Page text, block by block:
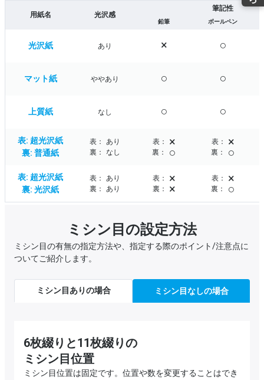
用紙名 光沢感
筆記性
鉛筆 ボールペン
光沢紙 あり × ○
マット紙 ややあり ○ ○
上質紙 なし ○ ○
表: 超光沢紙
裏: 普通紙
表：
あり
裏：
なし
表： ×
裏： ○
表： ×
裏： ○
表: 超光沢紙
裏: 光沢紙
表：
あり
裏：
あり
表： ×
裏： ×
表： ×
裏： ○
ミシン目の設定方法
ミシン目の有無の指定方法や、指定する際のポイント/注意点に
ついてご紹介します。
ミシン目ありの場合 ミシン目なしの場合
6枚綴りと11枚綴りの
ミシン目位置
ミシン目位置は固定です。位置や数を変更することはでき